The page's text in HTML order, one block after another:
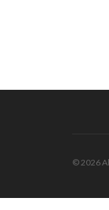
© 2026